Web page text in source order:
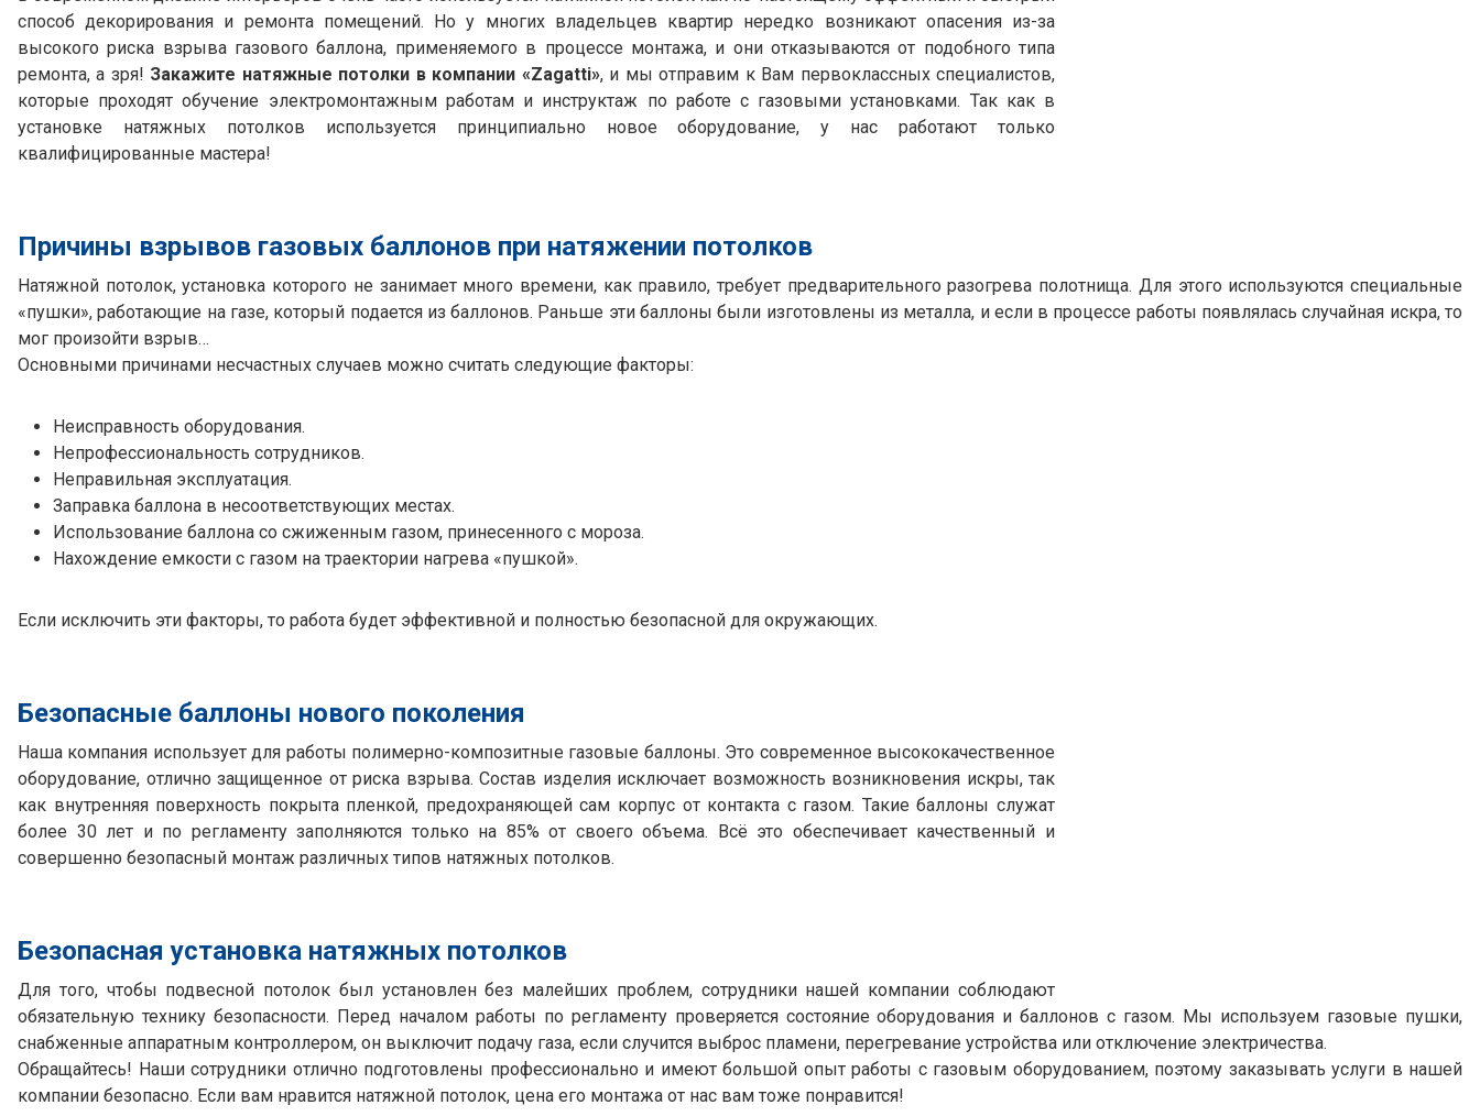
способ декорирования и ремонта помещений. Но у многих владельцев квартир нередко возникают опасения из-за
высокого риска взрыва газового баллона, применяемого в процессе монтажа, и они отказываются от подобного типа
ремонта, а зря! Закажите натяжные потолки в компании «Zagatti», и мы отправим к Вам первоклассных специалистов,
которые проходят обучение электромонтажным работам и инструктаж по работе с газовыми установками. Так как в
установке натяжных потолков используется принципиально новое оборудование, у нас работают только
квалифицированные мастера!
Причины взрывов газовых баллонов при натяжении потолков
Натяжной потолок, установка которого не занимает много времени, как правило, требует предварительного разогрева полотнища. Для этого используются специальные
«пушки», работающие на газе, который подается из баллонов. Раньше эти баллоны были изготовлены из металла, и если в процессе работы появлялась случайная искра, то
мог произойти взрыв…
Основными причинами несчастных случаев можно считать следующие факторы:
Неисправность оборудования.
Непрофессиональность сотрудников.
Неправильная эксплуатация.
Заправка баллона в несоответствующих местах.
Использование баллона со сжиженным газом, принесенного с мороза.
Нахождение емкости с газом на траектории нагрева «пушкой».
Если исключить эти факторы, то работа будет эффективной и полностью безопасной для окружающих.
Безопасные баллоны нового поколения
Наша компания использует для работы полимерно-композитные газовые баллоны. Это современное высококачественное
оборудование, отлично защищенное от риска взрыва. Состав изделия исключает возможность возникновения искры, так
как внутренняя поверхность покрыта пленкой, предохраняющей сам корпус от контакта с газом. Такие баллоны служат
более 30 лет и по регламенту заполняются только на 85% от своего объема. Всё это обеспечивает качественный и
совершенно безопасный монтаж различных типов натяжных потолков.
Безопасная установка натяжных потолков
Для того, чтобы подвесной потолок был установлен без малейших проблем, сотрудники нашей компании соблюдают
обязательную технику безопасности. Перед началом работы по регламенту проверяется состояние оборудования и баллонов с газом. Мы используем газовые пушки,
снабженные аппаратным контроллером, он выключит подачу газа, если случится выброс пламени, перегревание устройства или отключение электричества.
Обращайтесь! Наши сотрудники отлично подготовлены профессионально и имеют большой опыт работы с газовым оборудованием, поэтому заказывать услуги в нашей
компании безопасно. Если вам нравится натяжной потолок, цена его монтажа от нас вам тоже понравится!